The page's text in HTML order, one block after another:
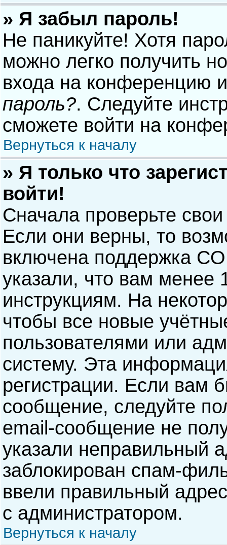
» Я забыл пароль!
Не паникуйте! Хотя
можно легко получить
входа на конференцию
пароль?. Следуйте
сможете войти на
Вернуться к началу
» Я только что
войти!
Сначала проверьте
Если они верны, то
включена поддержка
указали, что вам менее
инструкциям. На
чтобы все новые
пользователями или
систему. Эта
регистрации. Если вам
сообщение, следуйте
email-сообщение не
указали неправильный
заблокирован спам-
ввели правильный
с администратором.
Вернуться к началу